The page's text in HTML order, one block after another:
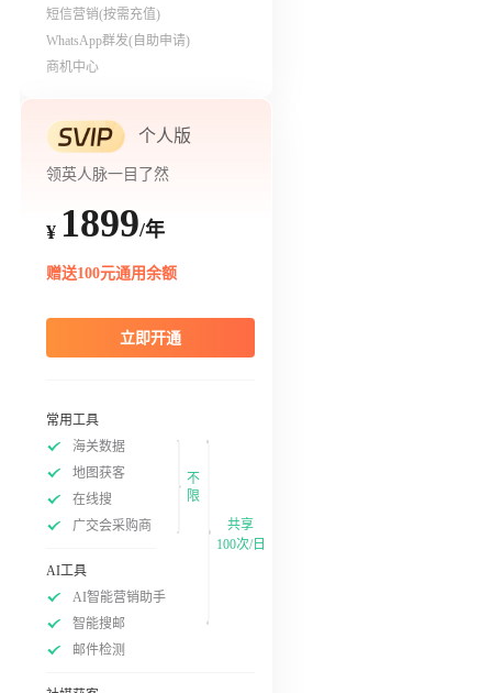
短信营销(按需充值)
WhatsApp群发(自助申请)
商机中心
个人版
领英人脉一目了然
¥ 1899/年
赠送100元通用余额
立即开通
常用工具
海关数据
地图获客
在线搜
广交会采购商
不
限
AI工具
AI智能营销助手
智能搜邮
邮件检测
共享
100次/日